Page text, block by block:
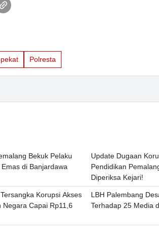
Polresta
Bekuk Pelaku
di Banjardawa
Update Dugaan
Pendidikan
Diperiksa Kejari!
Korupsi Akses
Capai Rp11,6
LBH Palembang
Terhadap 25 Media